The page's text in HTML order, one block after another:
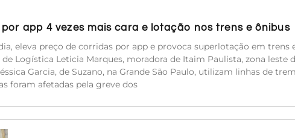
app 4 vezes mais cara e lotação nos trens e ônibus
eleva preço de corridas por app e provoca superlotação em trens
Logística Leticia Marques, moradora de Itaim Paulista, zona leste
Garcia, de Suzano, na Grande São Paulo, utilizam linhas de trem
foram afetadas pela greve dos